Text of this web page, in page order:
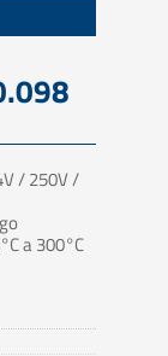
/ 250V /
a 300°C